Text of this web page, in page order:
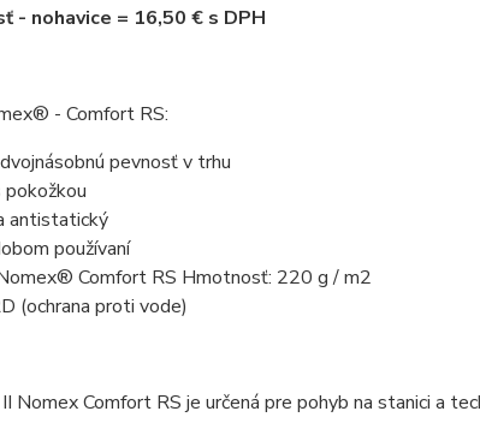
- nohavice = 16,50 € s DPH
- Comfort RS:
pevnosť v trhu
antistatický
používaní
Comfort RS Hmotnosť: 220 g / m2
(ochrana proti vode)
Nomex Comfort RS je určená pre pohyb na stanici a